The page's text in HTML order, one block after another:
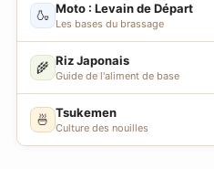
🍶 Moto : Levain de Départ
Les bases du brassage
🌾 Riz Japonais
Guide de l'aliment de base
🍜 Tsukemen
Culture des nouilles